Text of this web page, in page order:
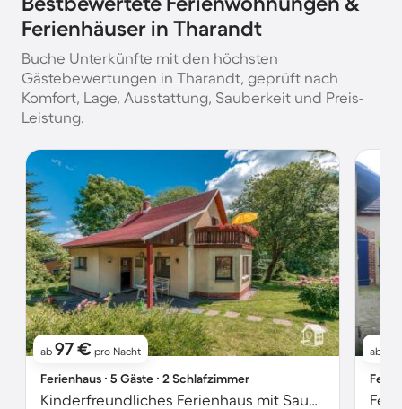
Ferienhäuser in Tharandt
Buche Unterkünfte mit den höchsten
Gästebewertungen in Tharandt, geprüft nach
Komfort, Lage, Ausstattung, Sauberkeit und Preis-
Leistung.
ab 97 € pro Nacht
Ferienhaus ∙ 5 Gäste ∙ 2 Schlafzimmer
Kinderfreundliches Ferienhaus mit Sauna, Terrasse und Grill | Naturblick | Hunde erlaubt
ab